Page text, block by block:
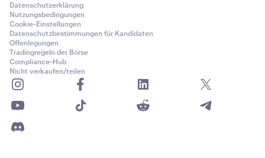
Datenschutzerklärung
Nutzungsbedingungen
Cookie-Einstellungen
Datenschutzbestimmungen für Kandidaten
Offenlegungen
Tradingregeln der Börse
Compliance-Hub
Nicht verkaufen/teilen